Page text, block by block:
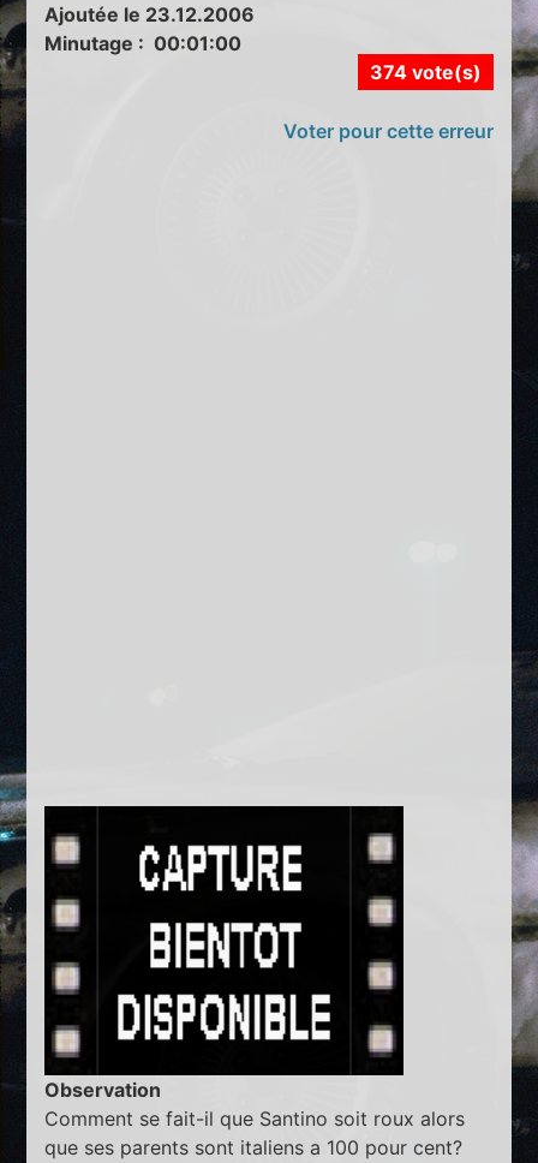
Ajoutée le 23.12.2006
Minutage : 00:01:00
374 vote(s)
Voter pour cette erreur
Observation
Comment se fait-il que Santino soit roux alors
que ses parents sont italiens a 100 pour cent?